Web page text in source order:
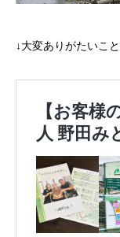
↓大変ありがたいこ